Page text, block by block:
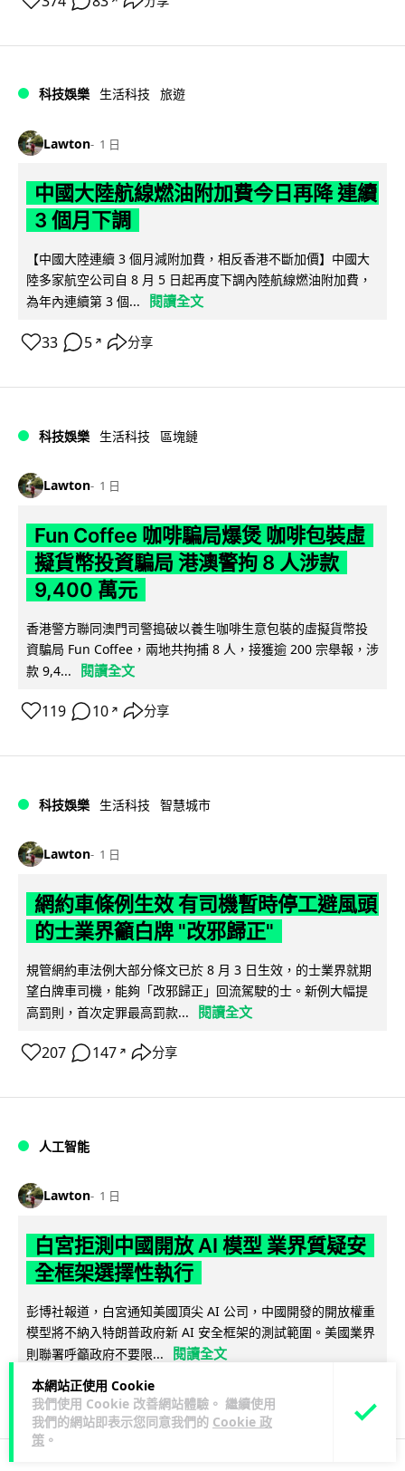
本網站正使用 Cookie
我們使用 Cookie 改善網站體驗。 繼續使用
我們的網站即表示您同意我們的 Cookie 政
策 。
科技娛樂 生活科技 旅遊
Lawton 1 日
中國大陸航線燃油附加費今日再降 連續
3 個月下調
【中國大陸連續 3 個月減附加費，相反香港不斷加價】中國大
陸多家航空公司自 8 月 5 日起再度下調內陸航線燃油附加費，
為年內連續第 3 個...
閱讀全文
33 5 ↗ 分享
科技娛樂 生活科技 區塊鏈
Lawton 1 日
Fun Coffee 咖啡騙局爆煲 咖啡包裝虛
擬貨幣投資騙局 港澳警拘 8 人涉款
9,400 萬元
香港警方聯同澳門司警搗破以養生咖啡生意包裝的虛擬貨幣投
資騙局 Fun Coffee，兩地共拘捕 8 人，接獲逾 200 宗舉報，涉
款 9,4...
閱讀全文
119 10 ↗ 分享
科技娛樂 生活科技 智慧城市
Lawton 1 日
網約車條例生效 有司機暫時停工避風頭
的士業界籲白牌 "改邪歸正"
規管網約車法例大部分條文已於 8 月 3 日生效，的士業界就期
望白牌車司機，能夠「改邪歸正」回流駕駛的士。新例大幅提
高罰則，首次定罪最高罰款...
閱讀全文
207 147 ↗ 分享
人工智能
Lawton 1 日
白宮拒測中國開放 AI 模型 業界質疑安
全框架選擇性執行
彭博社報道，白宮通知美國頂尖 AI 公司，中國開發的開放權重
模型將不納入特朗普政府新 AI 安全框架的測試範圍。美國業界
則聯署呼籲政府不要限...
閱讀全文
44 21↗ 分享